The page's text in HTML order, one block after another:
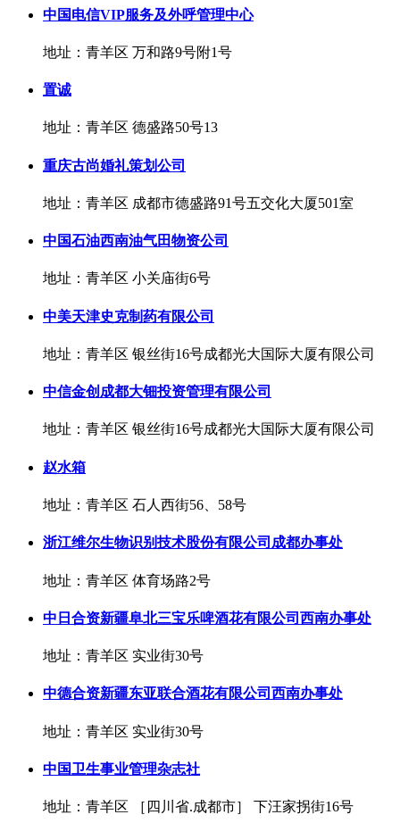
中国电信VIP服务及外呼管理中心
地址：青羊区 万和路9号附1号
置诚
地址：青羊区 德盛路50号13
重庆古尚婚礼策划公司
地址：青羊区 成都市德盛路91号五交化大厦501室
中国石油西南油气田物资公司
地址：青羊区 小关庙街6号
中美天津史克制药有限公司
地址：青羊区 银丝街16号成都光大国际大厦有限公司
中信金创成都大钿投资管理有限公司
地址：青羊区 银丝街16号成都光大国际大厦有限公司
赵水箱
地址：青羊区 石人西街56、58号
浙江维尔生物识别技术股份有限公司成都办事处
地址：青羊区 体育场路2号
中日合资新疆阜北三宝乐啤酒花有限公司西南办事处
地址：青羊区 实业街30号
中德合资新疆东亚联合酒花有限公司西南办事处
地址：青羊区 实业街30号
中国卫生事业管理杂志社
地址：青羊区 ［四川省.成都市］ 下汪家拐街16号